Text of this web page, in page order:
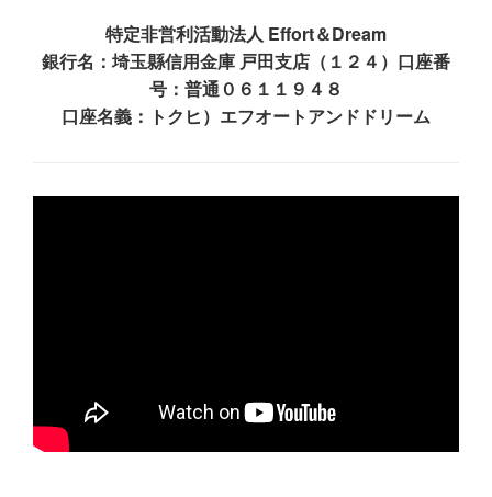
特定非営利活動法人 Effort＆Dream
銀行名：埼玉縣信用金庫 戸田支店（１２４）口座番
号：普通０６１１９４８
口座名義：トクヒ）エフオートアンドドリーム